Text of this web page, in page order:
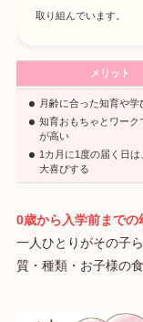
取り組んでいます。
メリット
月齢に合った知育や学
知育おもちゃとワーク
が高い
1カ月に1度の届く日は
大喜びする
0歳から入学前まで
一人ひとりがその子
質・種類・お子様の